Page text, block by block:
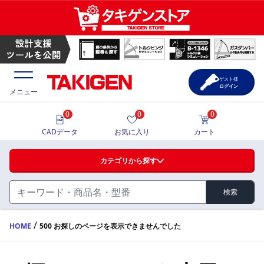
ハンドル・取手・つまみ・周辺機器
FA・A
蝶番・ステー・周辺機器
価格一覧
製品カタログ
メニュー
カテゴリから探す
検索
0
CADデータ
0
お気に入り
0
カート
ゲスト様
ログイン
HOME / 500 お探しのページを表示できませんでした